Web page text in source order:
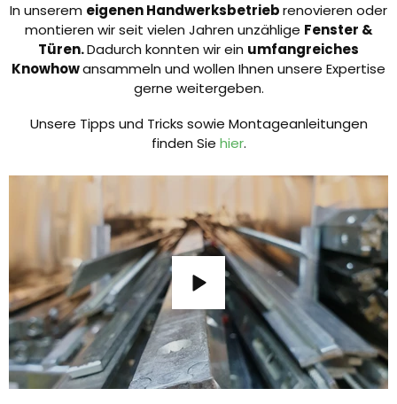
In unserem eigenen Handwerksbetriebrenovieren oder
montieren wir seit vielen Jahren unzählige Fenster &
Türen.Dadurch konnten wir ein umfangreiches
Knowhowansammeln und wollen Ihnen unsere Expertise
gerne weitergeben.
Unsere Tipps und Tricks sowie Montageanleitungen
finden Sie hier.